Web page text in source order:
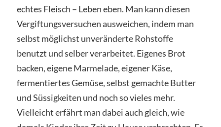
echtes Fleisch – Leben eben. Man kann diesen
Vergiftungsversuchen ausweichen, indem man
selbst möglichst unveränderte Rohstoffe
benutzt und selber verarbeitet. Eigenes Brot
backen, eigene Marmelade, eigener Käse,
fermentiertes Gemüse, selbst gemachte Butter
und Süssigkeiten und noch so vieles mehr.
Vielleicht erfährt man dabei auch gleich, wie